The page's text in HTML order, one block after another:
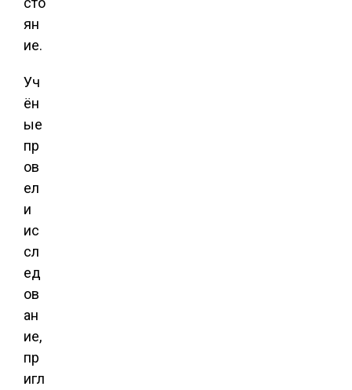
ян
ие.
Уч
ён
ые
пр
ов
ел
и
ис
сл
ед
ов
ан
ие,
пр
игл